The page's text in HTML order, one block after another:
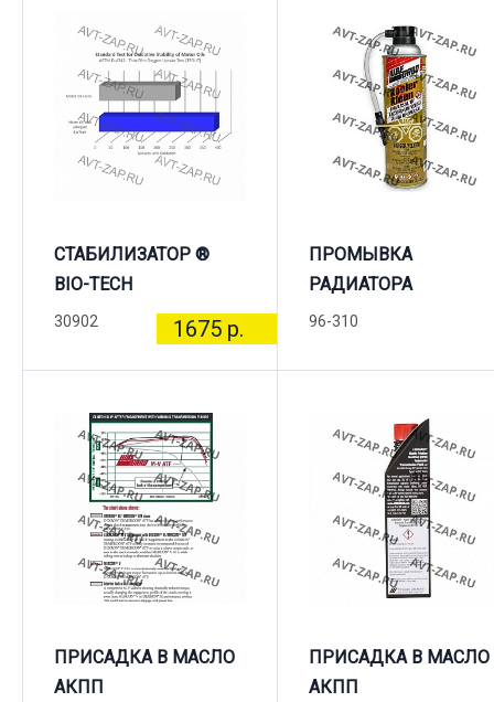
СТАБИЛИЗАТОР ®
BIO-TECH
30902 1675 р.
ПРОМЫВКА
РАДИАТОРА
96-310
ПРИСАДКА В МАСЛО
АКПП
ПРИСАДКА В МАСЛО
АКПП